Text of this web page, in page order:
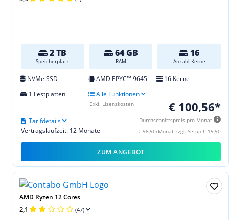
2 TB
Speicherplatz
64 GB
RAM
16
Anzahl Kerne
NVMe SSD AMD EPYC™ 9645
16 Kerne
1 Festplatten
Alle Funktionen
€ 100,56*
Durchschnittspreis pro Monat
€ 98,90/Monat zzgl. Setup € 19,90
Vertragslaufzeit: 12 Monate
Tarifdetails
Exkl. Lizenzkosten
ZUM ANGEBOT
AMD Ryzen 12 Cores
2,1 (47)